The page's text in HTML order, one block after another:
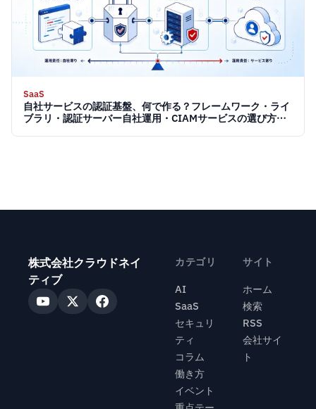
SaaS
自社サービスの認証基盤、何で作る？フレームワーク・ライ
ブラリ・認証サーバー自社運用・CIAMサービスの選び方
株式会社クラウドネイ
ティブ
カテゴリ
AI
SaaS
セキュリ
ティ
コラム
働き方
イベント
サイト
ホーム
検索
RSS
会社サイ
ト